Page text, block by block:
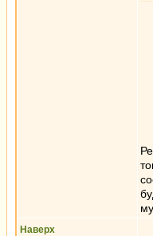
Наверх